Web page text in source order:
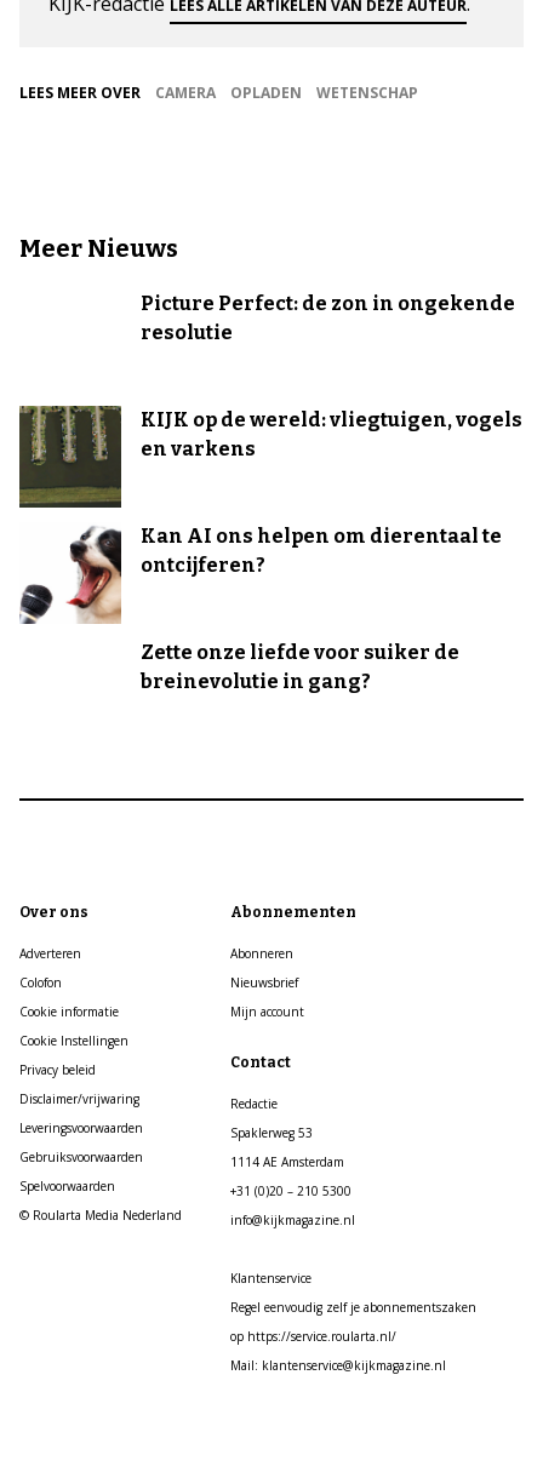
LEES ALLE ARTIKELEN VAN DEZE AUTEUR
LEES MEER OVER CAMERA OPLADEN WETENSCHAP
Meer Nieuws
Picture Perfect: de zon in ongekende
resolutie
KIJK op de wereld: vliegtuigen, vogels
en varkens
Kan AI ons helpen om dierentaal te
ontcijferen?
Zette onze liefde voor suiker de
breinevolutie in gang?
Over ons
Adverteren
Colofon
Cookie informatie
Cookie Instellingen
Privacy beleid
Disclaimer/vrijwaring
Leveringsvoorwaarden
Gebruiksvoorwaarden
Spelvoorwaarden
© Roularta Media Nederland
Abonnementen
Abonneren
Nieuwsbrief
Mijn account
Contact
Redactie
Spaklerweg 53
1114 AE Amsterdam
+31 (0)20 – 210 5300
info@kijkmagazine.nl
Klantenservice
Regel eenvoudig zelf je abonnementszaken
op https://service.roularta.nl/
Mail: klantenservice@kijkmagazine.nl